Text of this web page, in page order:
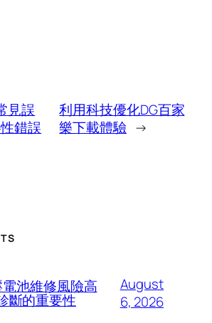
見誤
錯誤
利用科技優化DG百家
樂下載體驗 →
池維修風險高
斷的重要性
August
6, 2026